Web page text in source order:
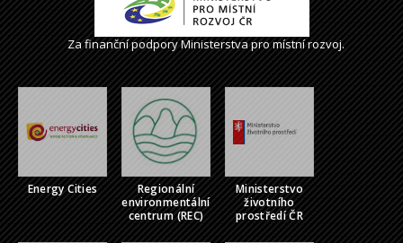
Za finanční podpory Ministerstva pro místní rozvoj.
Energy Cities
Regionální
environmentální
centrum (REC)
Ministerstvo
životního
prostředí ČR